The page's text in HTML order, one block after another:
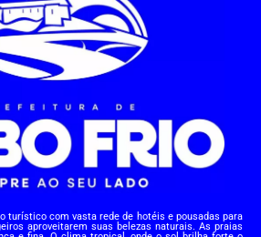
turístico com vasta rede de hotéis e pousadas para
aproveitarem suas belezas naturais. As praias